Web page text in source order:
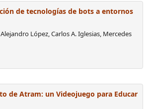
de tecnologías de bots a entornos
López, Carlos A. Iglesias, Mercedes
de Atram: un Videojuego para Educar